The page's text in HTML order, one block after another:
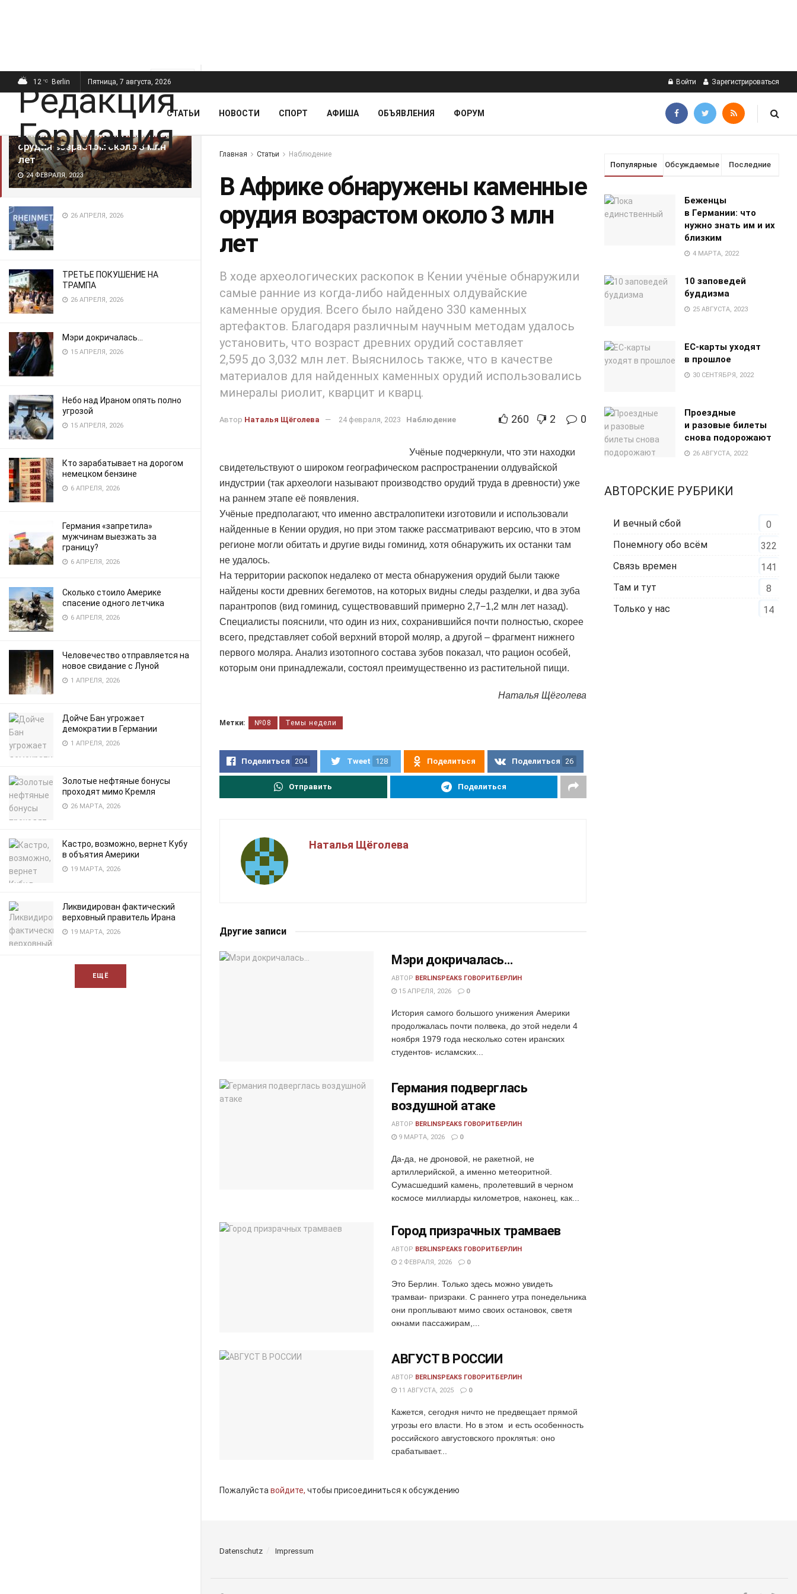
ПОСЛЕДНИЕ
В Африке обнаружены каменные
орудия возрастом около 3 млн
лет
24 ФЕВРАЛЯ, 2023
26 АПРЕЛЯ, 2026
ТРЕТЬЕ ПОКУШЕНИЕ НА
ТРАМПА
26 АПРЕЛЯ, 2026
Мэри докричалась…
15 АПРЕЛЯ, 2026
Небо над Ираном опять полно
угрозой
15 АПРЕЛЯ, 2026
Кто зарабатывает на дорогом
немецком бензине
6 АПРЕЛЯ, 2026
Германия «запретила»
мужчинам выезжать за
границу?
6 АПРЕЛЯ, 2026
Сколько стоило Америке
спасение одного летчика
6 АПРЕЛЯ, 2026
Человечество отправляется на
новое свидание с Луной
1 АПРЕЛЯ, 2026
Дойче Бан угрожает
демократии в Германии
1 АПРЕЛЯ, 2026
Золотые нефтяные бонусы
проходят мимо Кремля
26 МАРТА, 2026
Кастро, возможно, вернет Кубу
в объятия Америки
19 МАРТА, 2026
Ликвидирован фактический
верховный правитель Ирана
19 МАРТА, 2026
ЕЩЁ
12 °C Berlin Пятница, 7 августа, 2026 Войти Зарегистрироваться
СТАТЬИ НОВОСТИ СПОРТ АФИША ОБЪЯВЛЕНИЯ ФОРУМ
Главная Статьи Наблюдение
В Африке обнаружены каменные
орудия возрастом около 3 млн
лет
В ходе археологических раскопок в Кении учёные обнаружили
самые ранние из когда-либо найденных олдувайские
каменные орудия. Всего было найдено 330 каменных
артефактов. Благодаря различным научным методам удалось
установить, что возраст древних орудий составляет
2,595 до 3,032 млн лет. Выяснилось также, что в качестве
материалов для найденных каменных орудий использовались
минералы риолит, кварцит и кварц.
Автор Наталья Щёголева 24 февраля, 2023 Наблюдение 260 2 0
Учёные подчеркнули, что эти находки
свидетельствуют о широком географическом распространении олдувайской
индустрии (так археологи называют производство орудий труда в древности) уже
на раннем этапе её появления.
Учёные предполагают, что именно австралопитеки изготовили и использовали
найденные в Кении орудия, но при этом также рассматривают версию, что в этом
регионе могли обитать и другие виды гоминид, хотя обнаружить их останки там
не удалось.
На территории раскопок недалеко от места обнаружения орудий были также
найдены кости древних бегемотов, на которых видны следы разделки, и два зуба
парантропов (вид гоминид, существовавший примерно 2,7−1,2 млн лет назад).
Специалисты пояснили, что один из них, сохранившийся почти полностью, скорее
всего, представляет собой верхний второй моляр, а другой – фрагмент нижнего
первого моляра. Анализ изотопного состава зубов показал, что рацион особей,
которым они принадлежали, состоял преимущественно из растительной пищи.
Наталья Щёголева
Метки: №08 Темы недели
Поделиться 204 Tweet 128 Поделиться Поделиться 26
Отправить Поделиться
Наталья Щёголева
Другие записи
Мэри докричалась…
АВТОР BERLINSPEAKS ГОВОРИТБЕРЛИН
15 АПРЕЛЯ, 2026
0
История самого большого унижения Америки
продолжалась почти полвека, до этой недели 4
ноября 1979 года несколько сотен иранских
студентов- исламских...
Германия подверглась
воздушной атаке
АВТОР BERLINSPEAKS ГОВОРИТБЕРЛИН
9 МАРТА, 2026
0
Да-да, не дроновой, не ракетной, не
артиллерийской, а именно метеоритной.
Сумасшедший камень, пролетевший в черном
космосе миллиарды километров, наконец, как...
Город призрачных трамваев
АВТОР BERLINSPEAKS ГОВОРИТБЕРЛИН
2 ФЕВРАЛЯ, 2026
0
Это Берлин. Только здесь можно увидеть
трамваи- призраки. С раннего утра понедельника
они проплывают мимо своих остановок, светя
окнами пассажирам,...
АВГУСТ В РОССИИ
АВТОР BERLINSPEAKS ГОВОРИТБЕРЛИН
11 АВГУСТА, 2025
0
Кажется, сегодня ничто не предвещает прямой
угрозы его власти. Но в этом и есть особенность
российского августовского проклятья: оно
срабатывает...
Пожалуйставойдите, чтобы присоединиться к обсуждению
Популярные Обсуждаемые Последние
Беженцы
в Германии: что
нужно знать им и их
близким
4 МАРТА, 2022
10 заповедей
буддизма
25 АВГУСТА, 2023
EC-карты уходят
в прошлое
30 СЕНТЯБРЯ, 2022
Проездные
и разовые билеты
снова подорожают
26 АВГУСТА, 2022
АВТОРСКИЕ РУБРИКИ
И вечный сбой
0
Понемногу обо всём
322
Связь времен
141
Там и тут
8
Только у нас
14
Datenschutz Impressum